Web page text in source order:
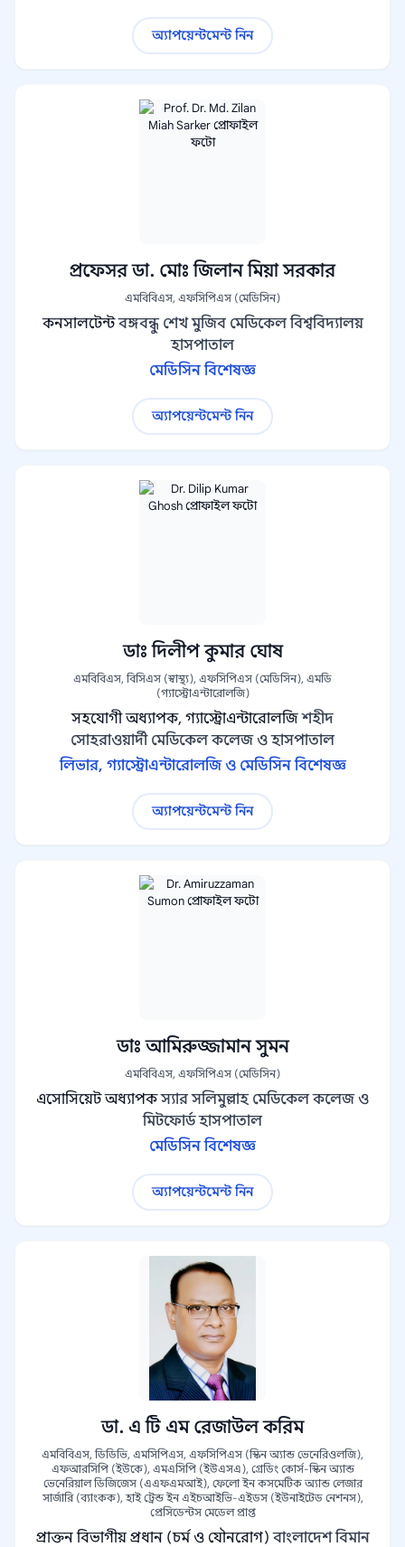
অ্যাপয়েন্টমেন্ট নিন
প্রফেসর ডা. মোঃ জিলান মিয়া সরকার
এমবিবিএস, এফসিপিএস (মেডিসিন)
কনসালটেন্ট বঙ্গবন্ধু শেখ মুজিব মেডিকেল বিশ্ববিদ্যালয়
হাসপাতাল
মেডিসিন বিশেষজ্ঞ
অ্যাপয়েন্টমেন্ট নিন
ডাঃ দিলীপ কুমার ঘোষ
এমবিবিএস, বিসিএস (স্বাস্থ্য), এফসিপিএস (মেডিসিন), এমডি
(গ্যাস্ট্রোএন্টারোলজি)
সহযোগী অধ্যাপক, গ্যাস্ট্রোএন্টারোলজি শহীদ
সোহরাওয়ার্দী মেডিকেল কলেজ ও হাসপাতাল
লিভার, গ্যাস্ট্রোএন্টারোলজি ও মেডিসিন বিশেষজ্ঞ
অ্যাপয়েন্টমেন্ট নিন
ডাঃ আমিরুজ্জামান সুমন
এমবিবিএস, এফসিপিএস (মেডিসিন)
এসোসিয়েট অধ্যাপক স্যার সলিমুল্লাহ মেডিকেল কলেজ ও
মিটফোর্ড হাসপাতাল
মেডিসিন বিশেষজ্ঞ
অ্যাপয়েন্টমেন্ট নিন
ডা. এ টি এম রেজাউল করিম
এমবিবিএস, ডিডিভি, এমসিপিএস, এফসিপিএস (স্কিন অ্যান্ড ভেনেরিওলজি),
এফআরসিপি (ইউকে), এমএসিপি (ইউএসএ), গ্রেডিং কোর্স-স্কিন অ্যান্ড
ভেনেরিয়াল ডিজিজেস (এএফএমআই), ফেলো ইন কসমেটিক অ্যান্ড লেজার
সার্জারি (ব্যাংকক), হাই ট্রেন্ড ইন এইচআইভি-এইডস (ইউনাইটেড নেশনস),
প্রেসিডেন্টস মেডেল প্রাপ্ত
প্রাক্তন বিভাগীয় প্রধান (চর্ম ও যৌনরোগ) বাংলাদেশ বিমান